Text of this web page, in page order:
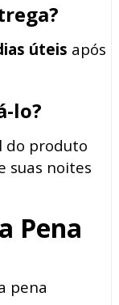
úteis após
lo?
do produto
suas noites
Pena
pena